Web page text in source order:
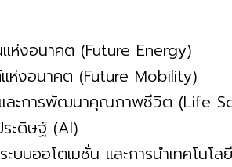
ห่งอนาคต (Future Energy)
ห่งอนาคต (Future Mobility)
ละการพัฒนาคุณภาพชีวิต (Life
ะดิษฐ์ (AI)
บบออโตเมชั่น และการนำเทคโนโ